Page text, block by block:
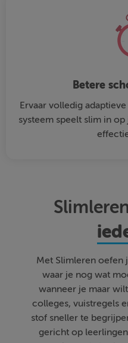
Betere
Ervaar volledig
systeem speelt slim in
Met Slimleren oefen
waar je nog wat
wanneer je maar
colleges, vuistregels
stof sneller te
gericht op